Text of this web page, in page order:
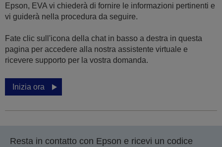
Epson, EVA vi chiederà di fornire le informazioni pertinenti e
vi guiderà nella procedura da seguire.
Fate clic sull'icona della chat in basso a destra in questa
pagina per accedere alla nostra assistente virtuale e
ricevere supporto per la vostra domanda.
Inizia ora
Resta in contatto con Epson e ricevi un codice